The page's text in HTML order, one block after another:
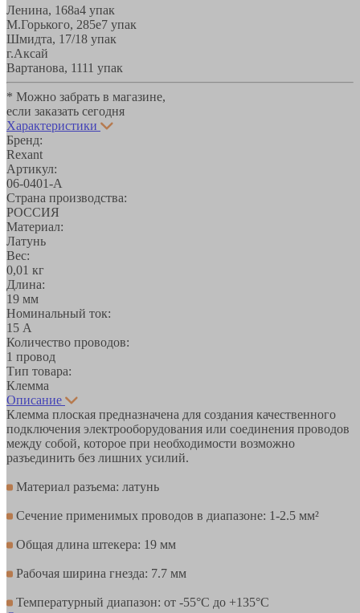
Ленина, 168а4 упак
М.Горького, 285е7 упак
Шмидта, 17/18 упак
г.Аксай
Вартанова, 1111 упак
* Можно забрать в магазине,
если заказать сегодня
Характеристики
Бренд:
Rexant
Артикул:
06-0401-A
Страна производства:
РОССИЯ
Материал:
Латунь
Вес:
0,01 кг
Длина:
19 мм
Номинальный ток:
15 А
Количество проводов:
1 провод
Тип товара:
Клемма
Описание
Клемма плоская предназначена для создания качественного
подключения электрооборудования или соединения проводов
между собой, которое при необходимости возможно
разъединить без лишних усилий.
Материал разъема: латунь
Сечение применимых проводов в диапазоне: 1-2.5 мм²
Общая длина штекера: 19 мм
Рабочая ширина гнезда: 7.7 мм
Температурный диапазон: от -55°С до +135°С